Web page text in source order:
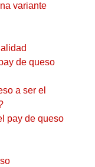
variante
de queso
a ser el
pay de queso